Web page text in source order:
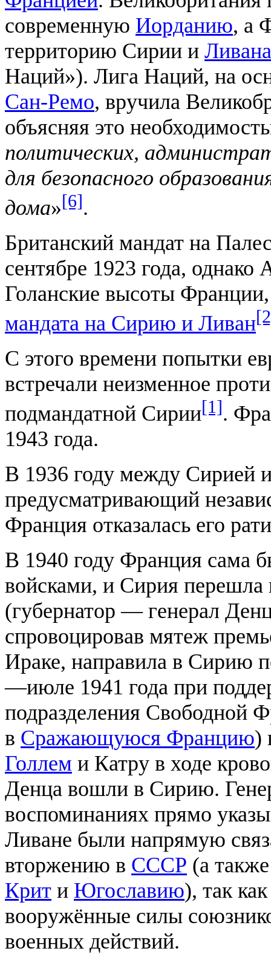
современную Иорданию, а
территорию Сирии и Ливана
Наций»). Лига Наций, на
Сан-Ремо, вручила
объясняя это
политических,
для безопасного
дома»[6].
Британский мандат на
сентябре 1923 года, однако
Голанские высоты
мандата на Сирию и Ливан
С этого времени попытки
встречали неизменное
подмандатной Сирии[1].
1943 года.
В 1936 году между Сирией
предусматривающий
Франция отказалась его
В 1940 году Франция сама
войсками, и Сирия перешла
(губернатор — генерал
спровоцировав мятеж
Ираке, направила в Сирию
—июле 1941 года при
подразделения Свободной
в Сражающуюся Францию)
Голлем и Катру в ходе
Денца вошли в Сирию.
воспоминаниях прямо
Ливане были напрямую
вторжению в СССР (а
Крит и Югославию), так
вооружённые силы
военных действий.